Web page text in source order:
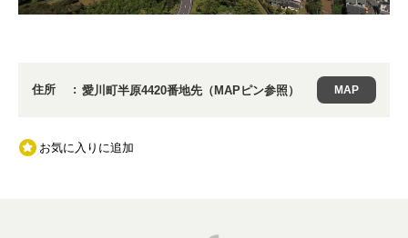
住所 愛川町半原4420番地先（MAPピン参照） MAP
お気に入りに追加